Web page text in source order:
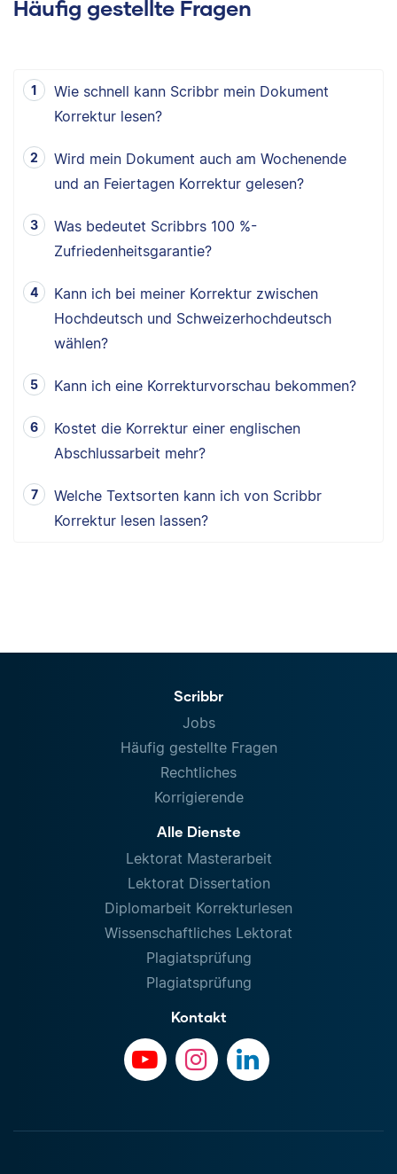
Häufig gestellte Fragen
Wie schnell kann Scribbr mein Dokument
Korrektur lesen?
Wird mein Dokument auch am Wochenende
und an Feiertagen Korrektur gelesen?
Was bedeutet Scribbrs 100 %-
Zufriedenheitsgarantie?
Kann ich bei meiner Korrektur zwischen
Hochdeutsch und Schweizerhochdeutsch
wählen?
Kann ich eine Korrekturvorschau bekommen?
Kostet die Korrektur einer englischen
Abschlussarbeit mehr?
Welche Textsorten kann ich von Scribbr
Korrektur lesen lassen?
Scribbr
Jobs
Häufig gestellte Fragen
Rechtliches
Korrigierende
Alle Dienste
Lektorat Masterarbeit
Lektorat Dissertation
Diplomarbeit Korrekturlesen
Wissenschaftliches Lektorat
Plagiatsprüfung
Plagiatsprüfung
Kontakt